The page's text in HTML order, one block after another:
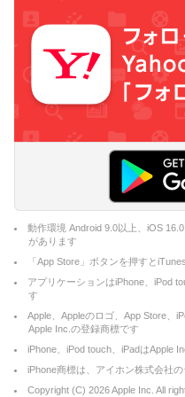
動作環境 Android 9.0以上、iOS
があります
「App Store」ボタンを押すと
アプリケーションはiPhone、iPod
す
Apple、Appleのロゴ、App Store、
Apple Inc.の登録商標です
iPhone、iPod touch、iPadはApple
iPhone商標は、アイホン株式会社
Copyright (C) 2026Apple Inc. All